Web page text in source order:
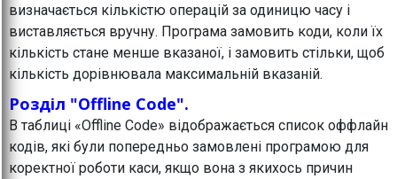
визначається кількістю операцій за одиницю часу і
виставляється вручну. Програма замовить коди, коли їх
кількість стане менше вказаної, і замовить стільки, щоб
кількість дорівнювала максимальній вказаній.
Розділ "Offline Code".
В таблиці «Offline Code» відображається список оффлайн
кодів, які були попередньо замовлені програмою для
коректної роботи каси, якщо вона з якихось причин